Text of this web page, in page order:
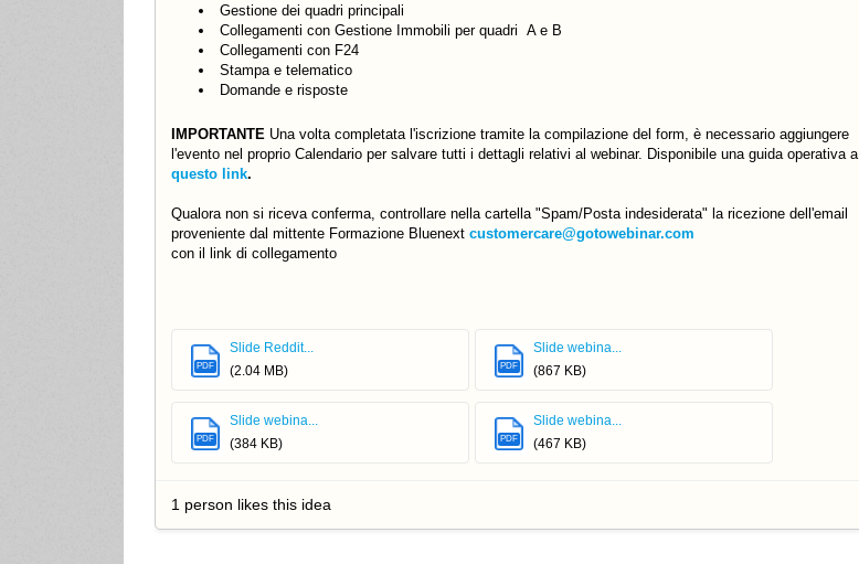
Gestione dei quadri principali
Collegamenti con Gestione Immobili per quadri A e B
Collegamenti con F24
Stampa e telematico
Domande e risposte
IMPORTANTE Una volta completata l'iscrizione tramite la compilazione del form, è necessario aggiungere
l'evento nel proprio Calendario per salvare tutti i dettagli relativi al webinar. Disponibile una guida operativa a
questo link.
Qualora non si riceva conferma, controllare nella cartella "Spam/Posta indesiderata" la ricezione dell'email
proveniente dal mittente Formazione Bluenext customercare@gotowebinar.com
con il link di collegamento
PDF
Slide Reddit...
(2.04 MB)
PDF
Slide webina...
(867 KB)
PDF
Slide webina...
(384 KB)
PDF
Slide webina...
(467 KB)
1 person likes this idea